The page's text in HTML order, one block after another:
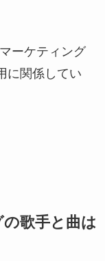
ーケティング
に関係してい
歌手と曲は